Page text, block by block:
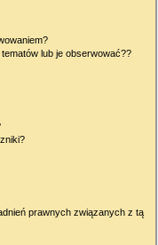
lub je obserwować??
prawnych związanych z tą